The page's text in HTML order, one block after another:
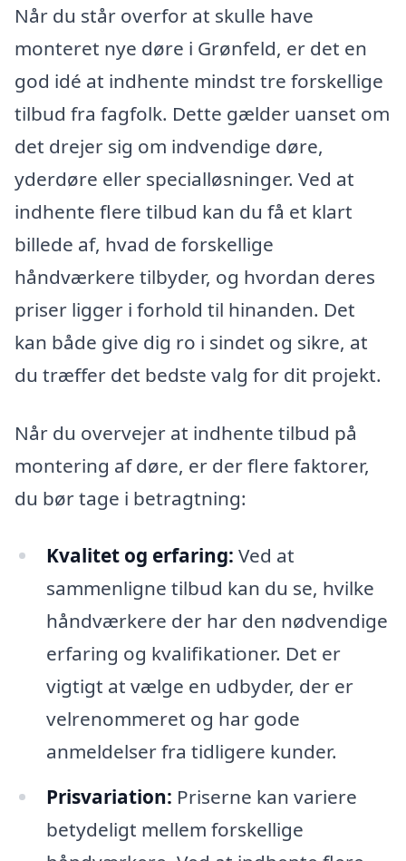
Når du står overfor at skulle have
monteret nye døre i Grønfeld, er det en
god idé at indhente mindst tre forskellige
tilbud fra fagfolk. Dette gælder uanset om
det drejer sig om indvendige døre,
yderdøre eller specialløsninger. Ved at
indhente flere tilbud kan du få et klart
billede af, hvad de forskellige
håndværkere tilbyder, og hvordan deres
priser ligger i forhold til hinanden. Det
kan både give dig ro i sindet og sikre, at
du træffer det bedste valg for dit projekt.
Når du overvejer at indhente tilbud på
montering af døre, er der flere faktorer,
du bør tage i betragtning:
Kvalitet og erfaring: Ved at
sammenligne tilbud kan du se, hvilke
håndværkere der har den nødvendige
erfaring og kvalifikationer. Det er
vigtigt at vælge en udbyder, der er
velrenommeret og har gode
anmeldelser fra tidligere kunder.
Prisvariation: Priserne kan variere
betydeligt mellem forskellige